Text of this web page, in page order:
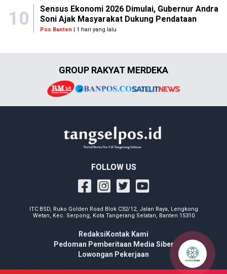
10
Sensus Ekonomi 2026 Dimulai, Gubernur Andra
Soni Ajak Masyarakat Dukung Pendataan
Pos Banten | 1 hari yang lalu
GROUP RAKYAT MERDEKA
FOLLOW US
ITC BSD, Ruko Golden Road Blok C32/12, Jalan Raya, Lengkong
Wetan, Kec. Serpong, Kota Tangerang Selatan, Banten 15310
Redaksi Kontak Kami
Pedoman Pemberitaan Media Siber
Lowongan Pekerjaan